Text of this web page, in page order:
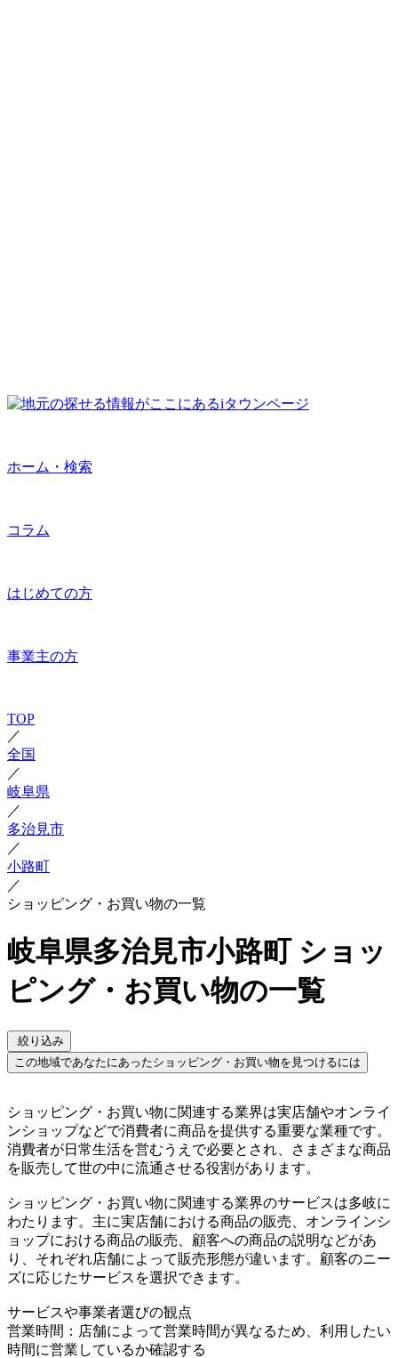
ホーム・検索
コラム
はじめての方
事業主の方
TOP
／
全国
／
岐阜県
／
多治見市
／
小路町
／
ショッピング・お買い物の一覧
岐阜県多治見市小路町 ショッ
ピング・お買い物の一覧
絞り込み
この地域であなたにあったショッピング・お買い物を見つけるには
ショッピング・お買い物に関連する業界は実店舗やオンライ
ンショップなどで消費者に商品を提供する重要な業種です。
消費者が日常生活を営むうえで必要とされ、さまざまな商品
を販売して世の中に流通させる役割があります。
ショッピング・お買い物に関連する業界のサービスは多岐に
わたります。主に実店舗における商品の販売、オンラインシ
ョップにおける商品の販売、顧客への商品の説明などがあ
り、それぞれ店舗によって販売形態が違います。顧客のニー
ズに応じたサービスを選択できます。
サービスや事業者選びの観点
営業時間：店舗によって営業時間が異なるため、利用したい
時間に営業しているか確認する